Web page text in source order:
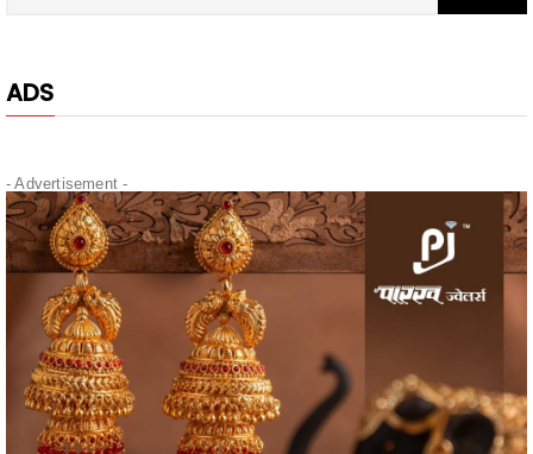
- Advertisement -